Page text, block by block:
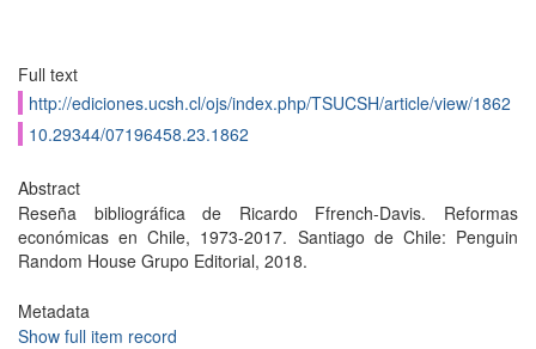
Full text
http://ediciones.ucsh.cl/ojs/index.php/TSUCSH/article/view/1862
10.29344/07196458.23.1862
Abstract
Reseña bibliográfica de Ricardo Ffrench-Davis. Reformas
económicas en Chile, 1973-2017. Santiago de Chile: Penguin
Random House Grupo Editorial, 2018.
Metadata
Show full item record